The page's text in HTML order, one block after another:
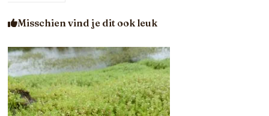
Misschien vind je dit ook leuk